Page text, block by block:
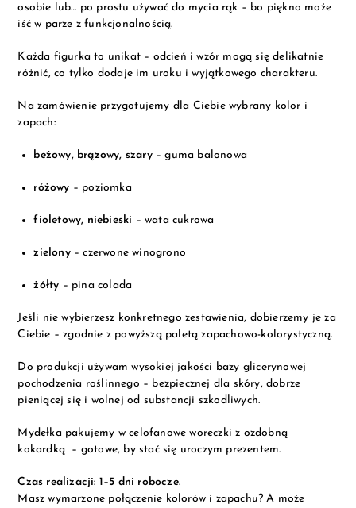
osobie lub… po prostu używać do mycia rąk – bo piękno może
iść w parze z funkcjonalnością.
Każda figurka to unikat – odcień i wzór mogą się delikatnie
różnić, co tylko dodaje im uroku i wyjątkowego charakteru.
Na zamówienie przygotujemy dla Ciebie wybrany kolor i
zapach:
beżowy, brązowy, szary– guma balonowa
różowy – poziomka
fioletowy, niebieski – wata cukrowa
zielony– czerwone winogrono
żółty – pina colada
Jeśli nie wybierzesz konkretnego zestawienia, dobierzemy je za
Ciebie – zgodnie z powyższą paletą zapachowo-kolorystyczną.
Do produkcji używam wysokiej jakości bazy glicerynowej
pochodzenia roślinnego – bezpiecznej dla skóry, dobrze
pieniącej się i wolnej od substancji szkodliwych.
Mydełka pakujemy w celofanowe woreczki z ozdobną
kokardką – gotowe, by stać się uroczym prezentem.
Czas realizacji: 1–5 dni robocze.
Masz wymarzone połączenie kolorów i zapachu? A może